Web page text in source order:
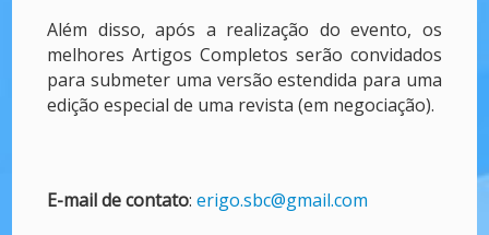
Além disso, após a realização do evento, os
melhores Artigos Completos serão convidados
para submeter uma versão estendida para uma
edição especial de uma revista (em negociação).
E-mail de contato:erigo.sbc@gmail.com